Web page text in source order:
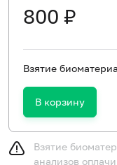
800 ₽
Взятие
В корзину
Взятие
анализов